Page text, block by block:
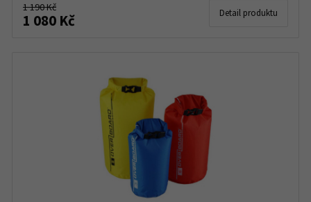
1 190 Kč
1 080 Kč Detail produktu